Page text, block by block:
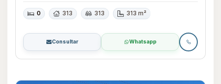
0 313 313 313 m²
Consultar Whatsapp